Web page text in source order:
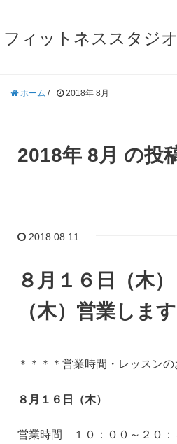
フィットネススタジ
ホーム / 2018年 8月
2018年 8月 の投
2018.08.11
８月１６日（木
（木）営業します
＊＊＊＊営業時間・レッスンの
８月１６日（木）
営業時間 １０：００～２０：